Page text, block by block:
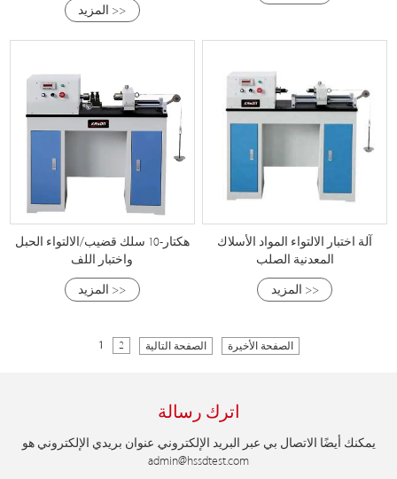
المزيد >>
هكتار-10 سلك قضيب/الالتواء الحبل
واختبار اللف
المزيد >>
آلة اختبار الالتواء المواد الأسلاك
المعدنية الصلب
المزيد >>
1 2 الصفحة التالية الصفحة الأخيرة
اترك رسالة
يمكنك أيضًا الاتصال بي عبر البريد الإلكتروني. عنوان بريدي الإلكتروني هو
admin@hssdtest.com